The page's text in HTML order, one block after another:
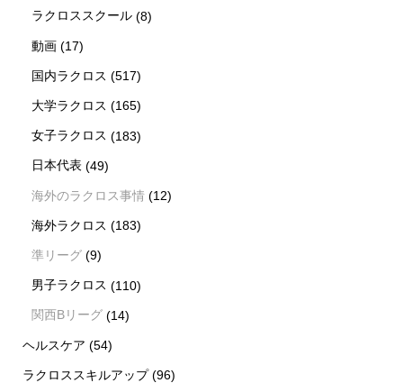
ラクロススクール (8)
動画 (17)
国内ラクロス (517)
大学ラクロス (165)
女子ラクロス (183)
日本代表 (49)
海外のラクロス事情 (12)
海外ラクロス (183)
準リーグ (9)
男子ラクロス (110)
関西Bリーグ (14)
ヘルスケア (54)
ラクロススキルアップ(96)